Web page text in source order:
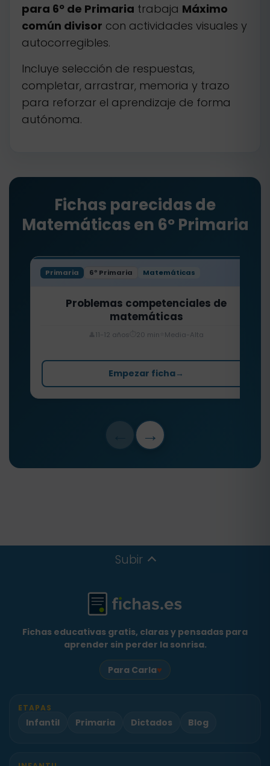
para 6º de Primaria trabaja Máximo
común divisor con actividades visuales y
autocorregibles.
Incluye selección de respuestas,
completar, arrastrar, memoria y trazo
para reforzar el aprendizaje de forma
autónoma.
Fichas parecidas de
Matemáticas en 6º Primaria
Primaria 6º Primaria Matemáticas
Problemas competenciales de
matemáticas
11-12 años 20 min Media-Alta
Empezar ficha→
→
Subir
Fichas educativas gratis, claras y pensadas para
aprender sin perder la sonrisa.
Para Carla♥
ETAPAS
Infantil Primaria Dictados Blog